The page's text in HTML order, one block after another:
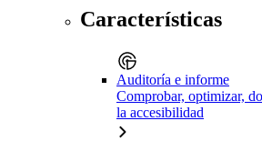
Características
Auditoría e informe
Comprobar, optimizar,
la accesibilidad